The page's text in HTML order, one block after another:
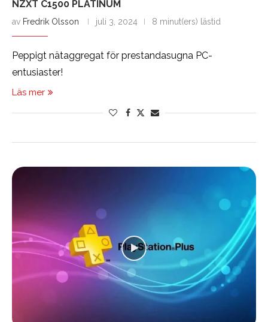
NZXT C1500 PLATINUM
av Fredrik Olsson juli 3, 2024 8 minut(ers) lästid
Peppigt nätaggregat för prestandasugna PC-
entusiaster!
Läs mer